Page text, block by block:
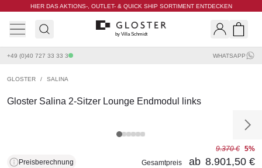
HIER DAS AKTIONS-, OUTLET- & QUICK SHIP SORTIMENT ENTDECKEN
by Villa Schmidt
+49 (0)40 727 33 33 3 WHATSAPP
GLOSTER / SALINA
Gloster Salina 2-Sitzer Lounge Endmodul links
Preisberechnung
9.370 € 5%
Gesamtpreis
ab 8.901,50 €